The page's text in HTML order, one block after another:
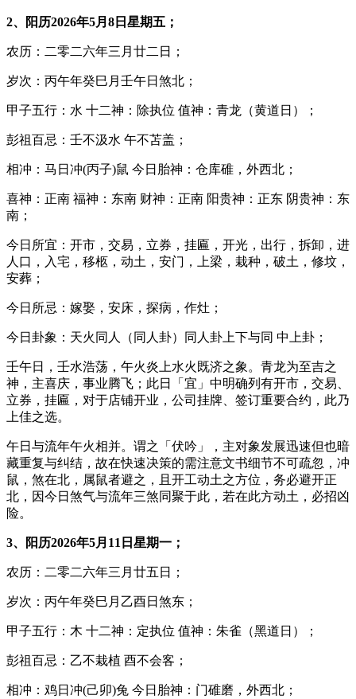
2、阳历2026年5月8日星期五；
农历：二零二六年三月廿二日；
岁次：丙午年癸巳月壬午日煞北；
甲子五行：水 十二神：除执位 值神：青龙（黄道日）；
彭祖百忌：壬不汲水 午不苫盖；
相冲：马日冲(丙子)鼠 今日胎神：仓库碓，外西北；
喜神：正南 福神：东南 财神：正南 阳贵神：正东 阴贵神：东
南；
今日所宜：开市，交易，立券，挂匾，开光，出行，拆卸，进
人口，入宅，移柩，动土，安门，上梁，栽种，破土，修坟，
安葬；
今日所忌：嫁娶，安床，探病，作灶；
今日卦象：天火同人（同人卦）同人卦上下与同 中上卦；
壬午日，壬水浩荡，午火炎上水火既济之象。青龙为至吉之
神，主喜庆，事业腾飞；此日「宜」中明确列有开市，交易、
立券，挂匾，对于店铺开业，公司挂牌、签订重要合约，此乃
上佳之选。
午日与流年午火相并。谓之「伏吟」，主对象发展迅速但也暗
藏重复与纠结，故在快速决策的需注意文书细节不可疏忽，冲
鼠，煞在北，属鼠者避之，且开工动土之方位，务必避开正
北，因今日煞气与流年三煞同聚于此，若在此方动土，必招凶
险。
3、阳历2026年5月11日星期一；
农历：二零二六年三月廿五日；
岁次：丙午年癸巳月乙酉日煞东；
甲子五行：木 十二神：定执位 值神：朱雀（黑道日）；
彭祖百忌：乙不栽植 酉不会客；
相冲：鸡日冲(己卯)兔 今日胎神：门碓磨，外西北；